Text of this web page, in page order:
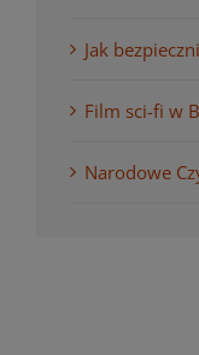
Jak
Film sci-fi w
Narodowe